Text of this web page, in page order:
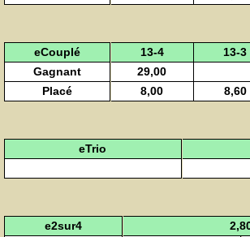
eCouplé 13-4 13-3
Gagnant
29,00
Placé
8,00 8,60
eTrio
e2sur4